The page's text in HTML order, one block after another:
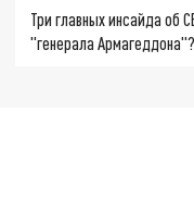
Три главных инсайда об
"генерала